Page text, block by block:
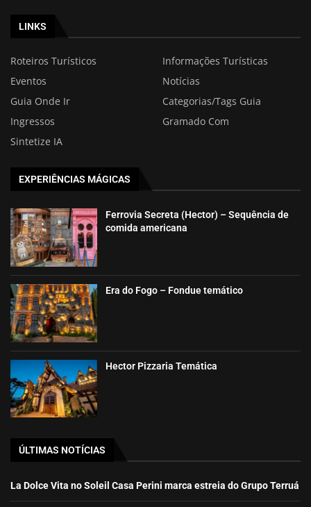
LINKS
Roteiros Turísticos
Informações Turísticas
Eventos
Notícias
Guia Onde Ir
Categorias/Tags Guia
Ingressos
Gramado Com
Sintetize IA
EXPERIÊNCIAS MÁGICAS
Ferrovia Secreta (Hector) – Sequência de
comida americana
Era do Fogo – Fondue temático
Hector Pizzaria Temática
ÚLTIMAS NOTÍCIAS
La Dolce Vita no Soleil Casa Perini marca estreia do Grupo Terruá